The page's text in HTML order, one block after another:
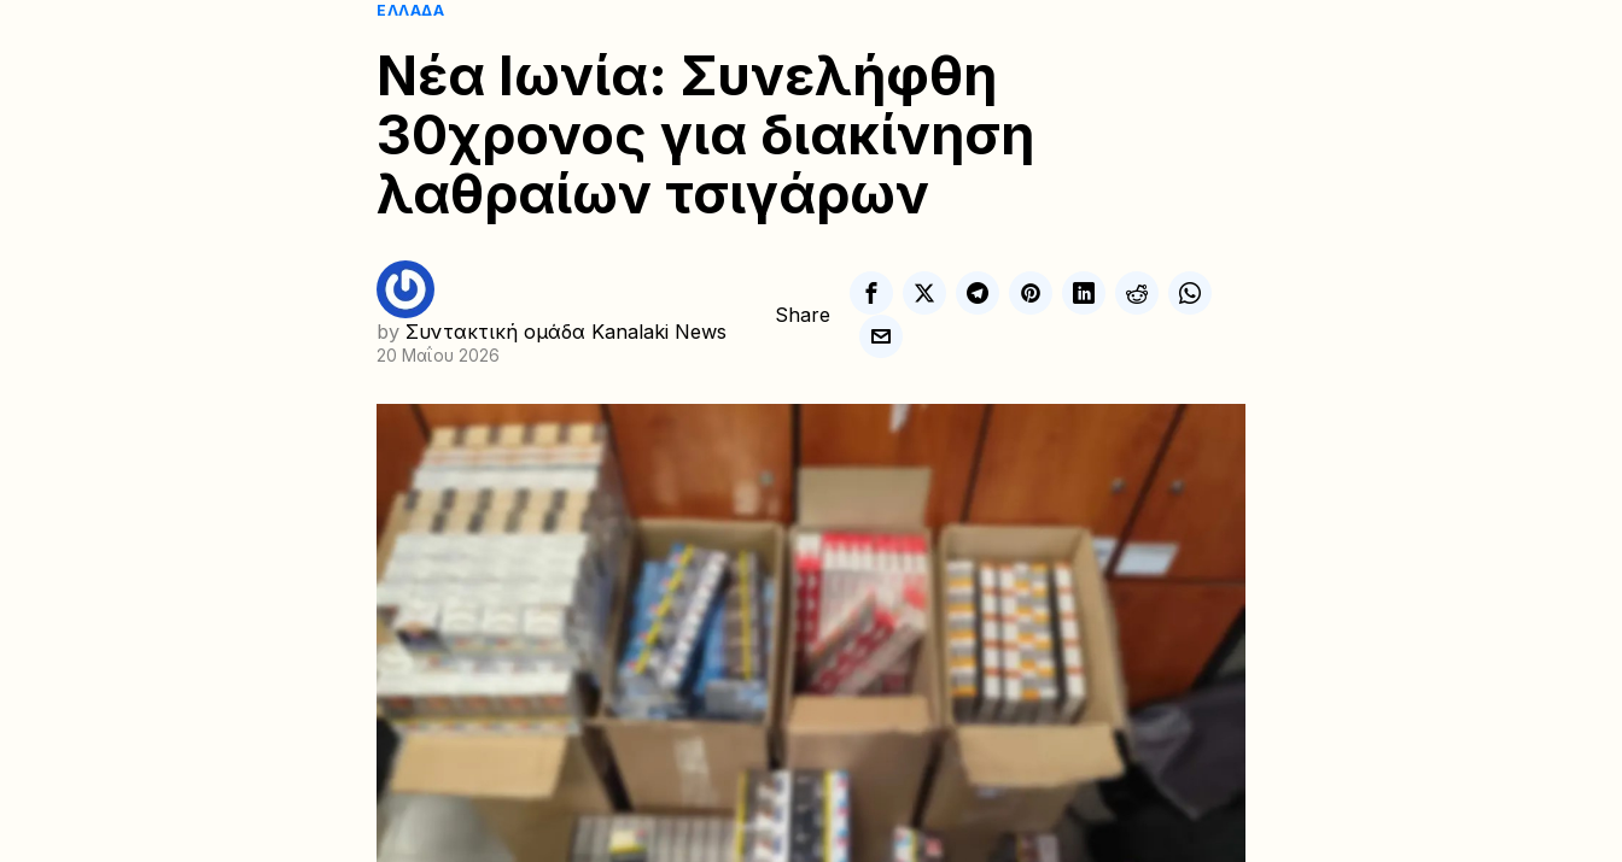
ΕΛΛΆΔΑ
Νέα Ιωνία: Συνελήφθη
30χρονος για διακίνηση
λαθραίων τσιγάρων
by Συντακτική ομάδα Kanalaki News
20 Μαΐου 2026
Share